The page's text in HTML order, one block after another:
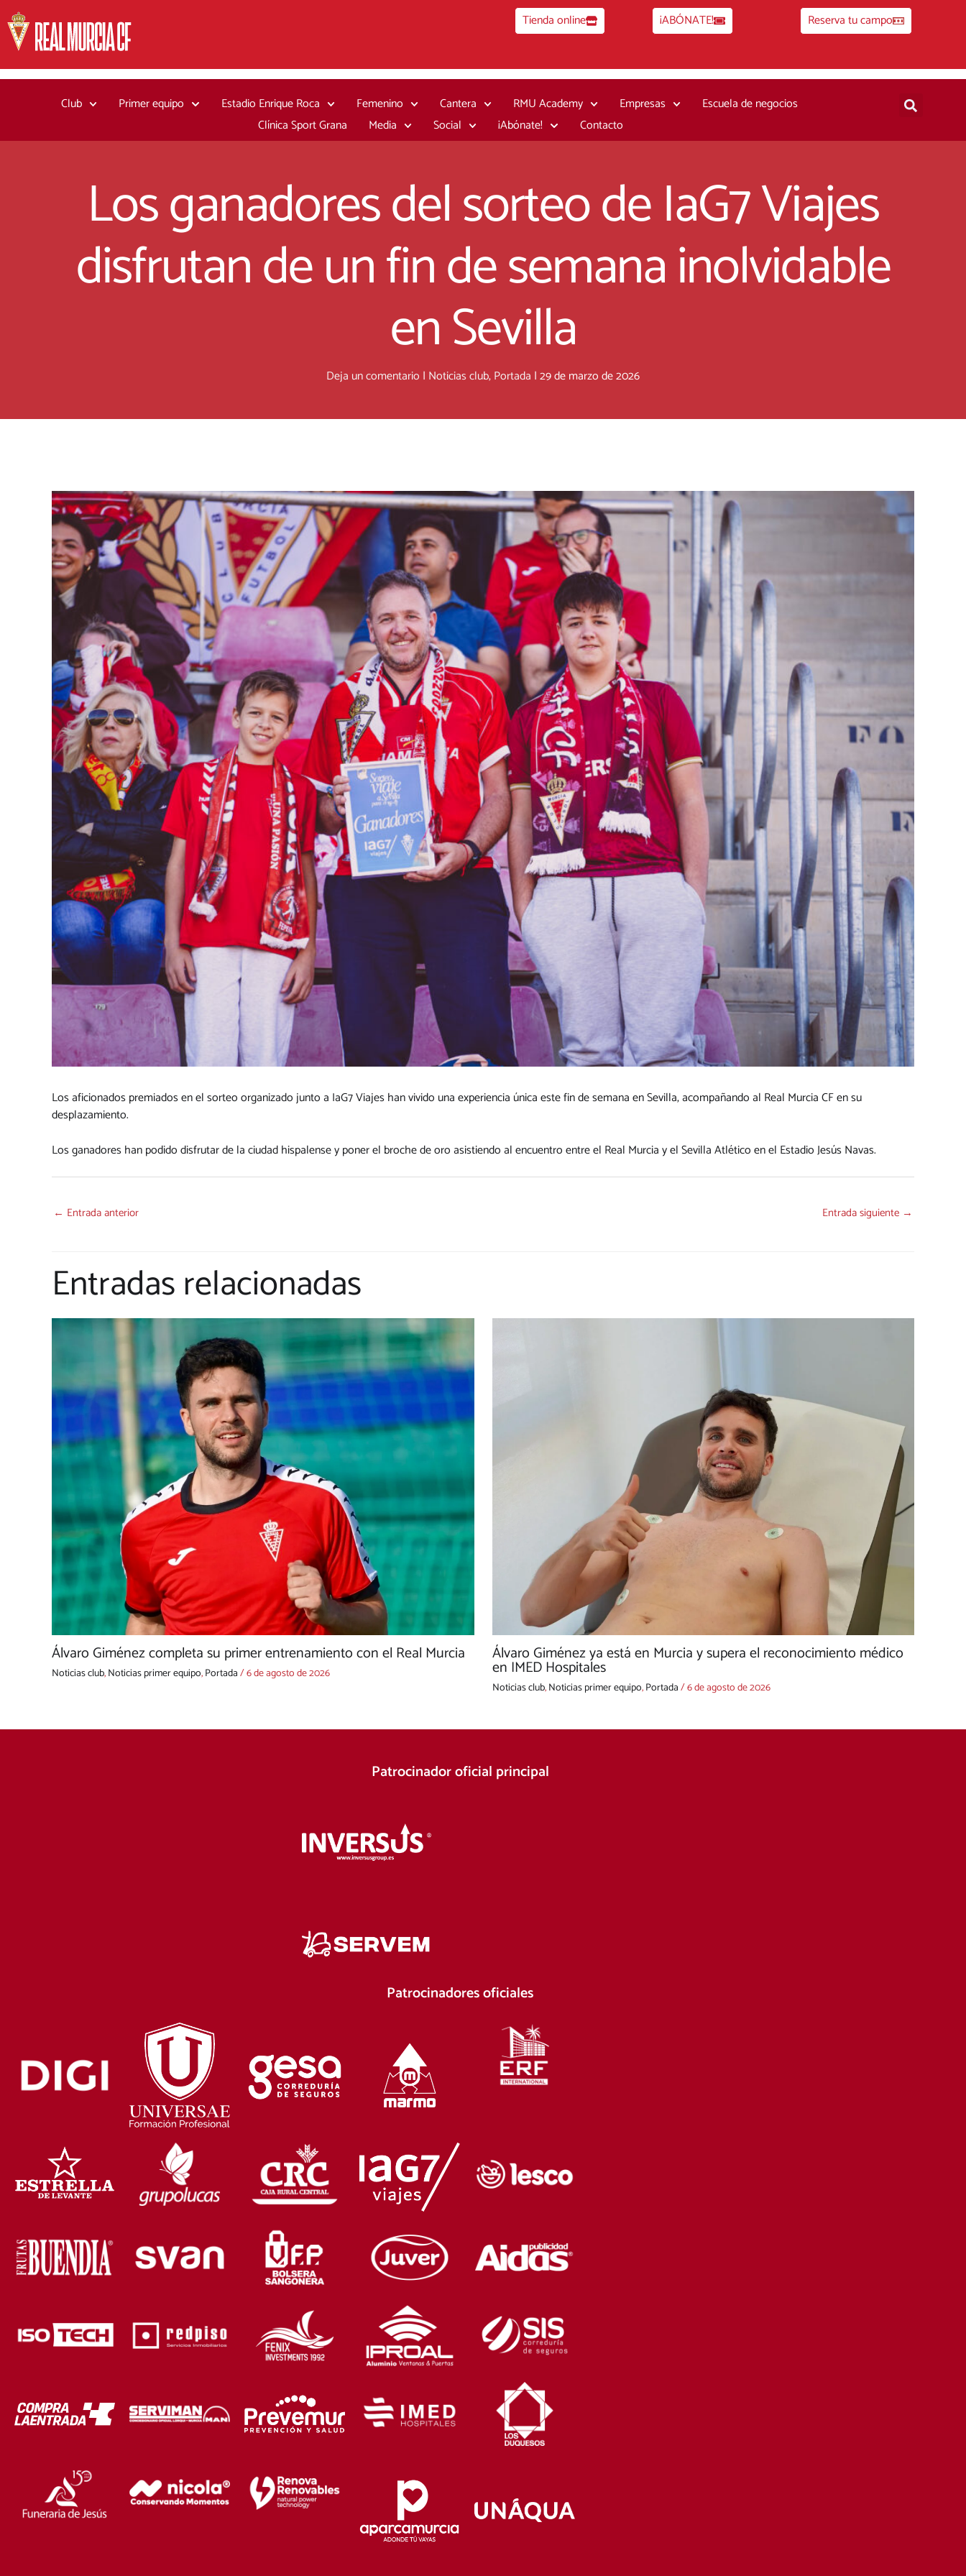
al
contenido
Tienda online ¡ABÓNATE! Reserva tu campo
Club Primer equipo Estadio Enrique Roca Femenino Cantera RMU Academy Empresas
Escuela de negocios
Clínica Sport Grana
Media Social ¡Abónate! Contacto
Los ganadores del sorteo de IaG7 Viajes
disfrutan de un fin de semana inolvidable
en Sevilla
Deja un comentario | Noticias club,Portada |29 de marzo de 2026
Los aficionados premiados en el sorteo organizado junto a IaG7 Viajes han vivido una experiencia única este fin de semana enSevilla, acompañando al Real Murcia CFen su
desplazamiento.
Los ganadores han podido disfrutar de la ciudad hispalense y poner el broche de oro asistiendo al encuentro entre el Real Murcia y elSevilla Atléticoen el Estadio Jesús Navas.
← Entrada anterior Entrada siguiente →
Entradas relacionadas
Álvaro Giménez completa su primer entrenamiento con el Real Murcia
Noticias club,Noticias primer equipo,Portada/6 de agosto de 2026
Álvaro Giménez ya está en Murcia y supera el reconocimiento médico
en IMED Hospitales
Noticias club,Noticias primer equipo,Portada/6 de agosto de 2026
Patrocinador oficial principal
Patrocinadores oficiales